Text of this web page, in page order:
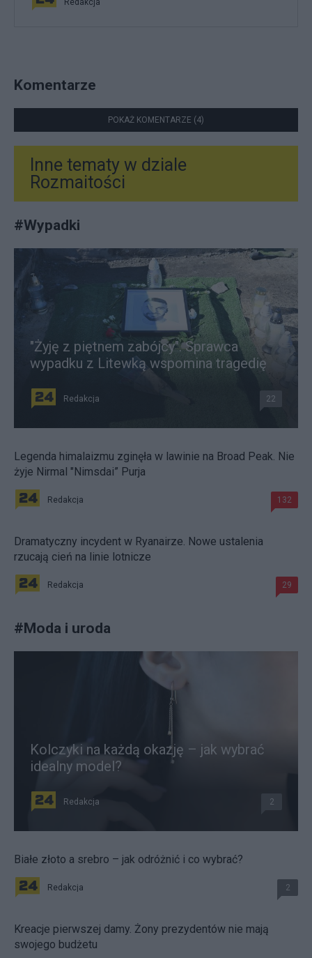
Komentarze
POKAŻ KOMENTARZE (4)
Inne tematy w dziale
Rozmaitości
#Wypadki
"Żyję z piętnem zabójcy". Sprawca
wypadku z Litewką wspomina tragedię
Redakcja 22
Legenda himalaizmu zginęła w lawinie na Broad Peak. Nie
żyje Nirmal "Nimsdai” Purja
Redakcja 132
Dramatyczny incydent w Ryanairze. Nowe ustalenia
rzucają cień na linie lotnicze
Redakcja 29
#Moda i uroda
Kolczyki na każdą okazję – jak wybrać
idealny model?
Redakcja 2
Białe złoto a srebro – jak odróżnić i co wybrać?
Redakcja 2
Kreacje pierwszej damy. Żony prezydentów nie mają
swojego budżetu